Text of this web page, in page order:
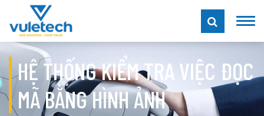
HỆ THỐNG KIỂM TRA VIỆC ĐỌC
MÃ BẰNG HÌNH ẢNH